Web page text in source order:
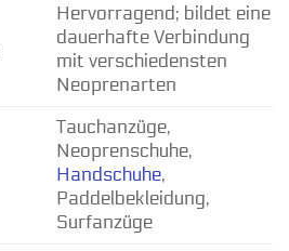
Hervorragend; bildet eine
dauerhafte Verbindung
mit verschiedensten
Neoprenarten
Tauchanzüge,
Neoprenschuhe,
Handschuhe,
Paddelbekleidung,
Surfanzüge